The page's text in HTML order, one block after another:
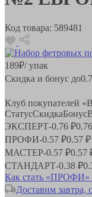
Код товара: 589481
189₽/ упак
Скидка и бонус до
Клуб покупателей
СтатусСкидкаБонус
ЭКСПЕРТ-0.76 ₽
ПРОФИ-0.57 ₽0.57 ₽
МАСТЕР-0.57 ₽0.57
СТАНДАРТ-0.38 ₽
Как стать «ПРОФИ»
Доставим завтра,